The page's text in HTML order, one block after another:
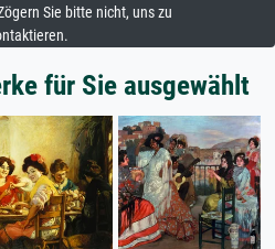
Sie bitte nicht, uns zu
für Sie ausgewählt